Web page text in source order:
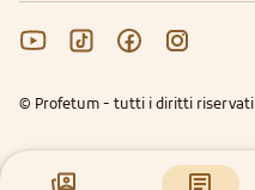
© Profetum - tutti i diritti riservati